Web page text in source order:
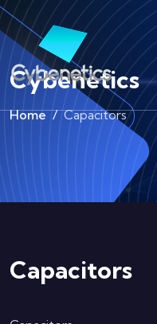
Cybenetics
Home Capacitors
Capacitors